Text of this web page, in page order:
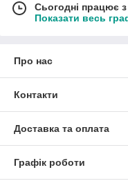
Сьогодні працює
Показати весь
Про нас
Контакти
Доставка та оплата
Графік роботи